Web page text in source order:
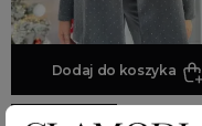
Dodaj do koszyka